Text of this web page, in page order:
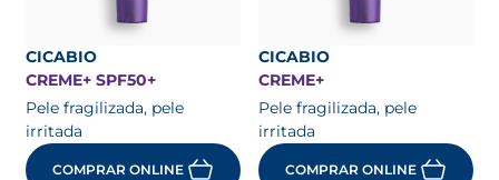
CICABIO
CREME+ SPF50+
Pele fragilizada, pele
irritada
COMPRAR ONLINE
CICABIO
CREME+
Pele fragilizada, pele
irritada
COMPRAR ONLINE